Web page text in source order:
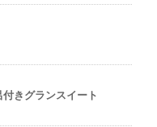
付きグランスイート